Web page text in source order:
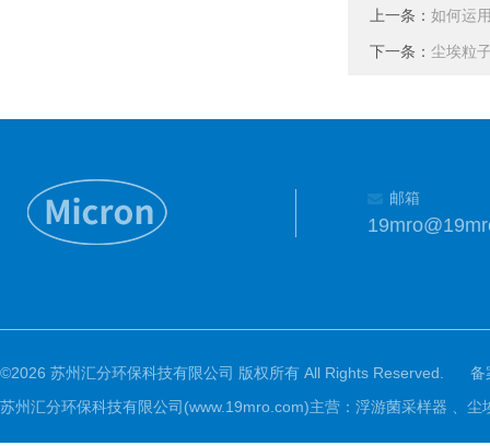
上一条： 如何运
下一条： 尘埃粒
邮箱
©2026 苏州汇分环保科技有限公司 版权所有 All Rights Reserved.
备
苏州汇分环保科技有限公司(www.19mro.com)主营：浮游菌采样器 、